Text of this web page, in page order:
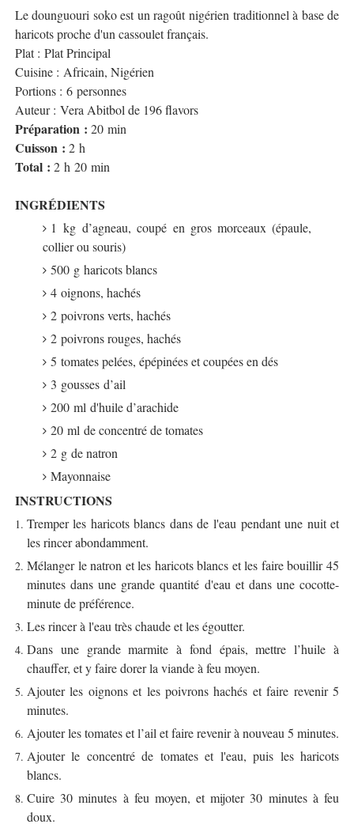
Le dounguouri soko est un ragoût nigérien traditionnel à base de
haricots proche d'un cassoulet français.
Plat : Plat Principal
Cuisine : Africain, Nigérien
Portions : 6 personnes
Auteur : Vera Abitbol de 196 flavors
Préparation : 20 min
Cuisson : 2 h
Total : 2 h 20 min
INGRÉDIENTS
1 kg d’agneau, coupé en gros morceaux (épaule,
collier ou souris)
500 g haricots blancs
4 oignons, hachés
2 poivrons verts, hachés
2 poivrons rouges, hachés
5 tomates pelées, épépinées et coupées en dés
3 gousses d’ail
200 ml d'huile d’arachide
20 ml de concentré de tomates
2 g de natron
Mayonnaise
INSTRUCTIONS
Tremper les haricots blancs dans de l'eau pendant une nuit et
les rincer abondamment.
Mélanger le natron et les haricots blancs et les faire bouillir 45
minutes dans une grande quantité d'eau et dans une cocotte-
minute de préférence.
Les rincer à l'eau très chaude et les égoutter.
Dans une grande marmite à fond épais, mettre l’huile à
chauffer, et y faire dorer la viande à feu moyen.
Ajouter les oignons et les poivrons hachés et faire revenir 5
minutes.
Ajouter les tomates et l’ail et faire revenir à nouveau 5 minutes.
Ajouter le concentré de tomates et l'eau, puis les haricots
blancs.
Cuire 30 minutes à feu moyen, et mijoter 30 minutes à feu
doux.